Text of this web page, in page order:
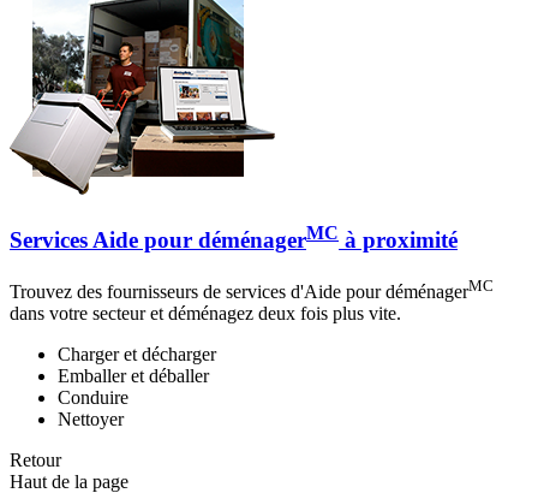
Services Aide pour déménagerMC à proximité
Trouvez des fournisseurs de services d'Aide pour déménagerMC
dans votre secteur et déménagez deux fois plus vite.
Charger et décharger
Emballer et déballer
Conduire
Nettoyer
Retour
Haut de la page